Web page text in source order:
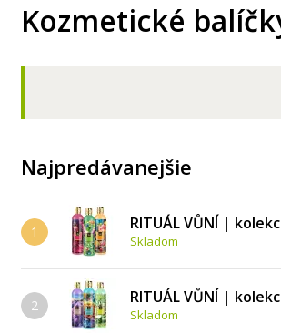
Kozmetické
Najpredávanejšie
1 RITUÁL VŮNÍ |
Skladom
2 RITUÁL VŮNÍ |
Skladom